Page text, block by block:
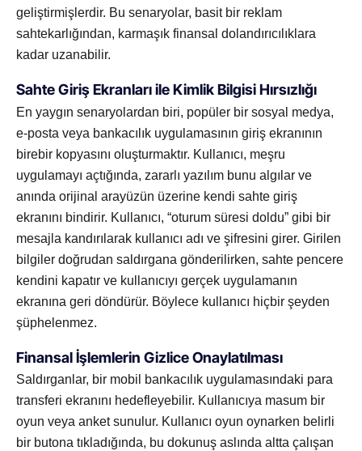
geliştirmişlerdir. Bu senaryolar, basit bir reklam
sahtekarlığından, karmaşık finansal dolandırıcılıklara
kadar uzanabilir.
Sahte Giriş Ekranları ile Kimlik Bilgisi Hırsızlığı
En yaygın senaryolardan biri, popüler bir sosyal medya,
e-posta veya bankacılık uygulamasının giriş ekranının
birebir kopyasını oluşturmaktır. Kullanıcı, meşru
uygulamayı açtığında, zararlı yazılım bunu algılar ve
anında orijinal arayüzün üzerine kendi sahte giriş
ekranını bindirir. Kullanıcı, “oturum süresi doldu” gibi bir
mesajla kandırılarak kullanıcı adı ve şifresini girer. Girilen
bilgiler doğrudan saldırgana gönderilirken, sahte pencere
kendini kapatır ve kullanıcıyı gerçek uygulamanın
ekranına geri döndürür. Böylece kullanıcı hiçbir şeyden
şüphelenmez.
Finansal İşlemlerin Gizlice Onaylatılması
Saldırganlar, bir mobil bankacılık uygulamasındaki para
transferi ekranını hedefleyebilir. Kullanıcıya masum bir
oyun veya anket sunulur. Kullanıcı oyun oynarken belirli
bir butona tıkladığında, bu dokunuş aslında altta çalışan